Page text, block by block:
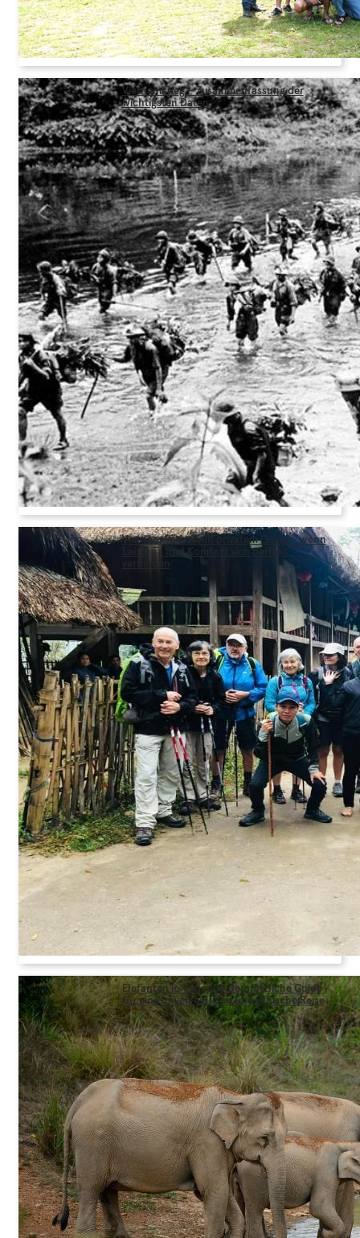
Vietnamkrieg – Zusammenfassung der
wichtigsten Daten
Vietnam Sports mit privatem Guide – wenn
Leistung und Komfort sich perfekt
verbinden
Elefanten in Vietnam: Der nützliche Guide
für eine unvergessliche und ethische Reise